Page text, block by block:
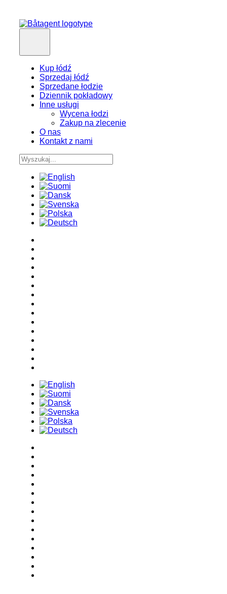
Kup łódź
Sprzedaj łódź
Sprzedane łodzie
Dziennik pokładowy
Inne usługi
Wycena łodzi
Zakup na zlecenie
O nas
Kontakt z nami